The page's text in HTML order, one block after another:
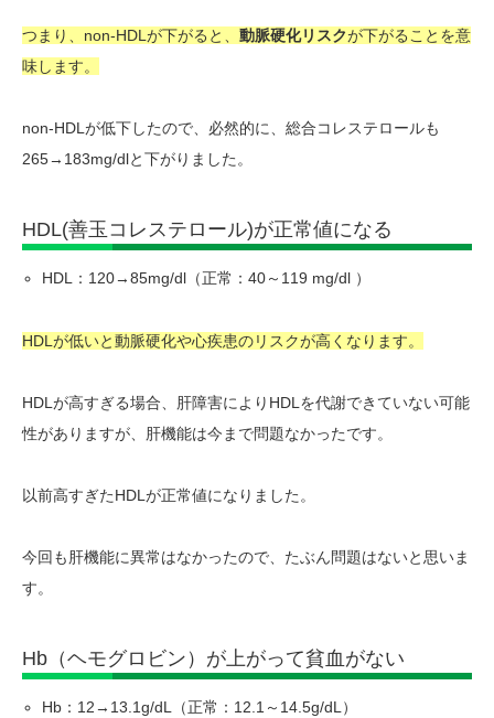
つまり、non-HDLが下がると、 動脈硬化リスクが下がることを意
味します。
non-HDLが低下したので、必然的に、総合コレステロールも
265→183mg/dlと下がりました。
HDL(善玉コレステロール)が正常値になる
HDL：120→85mg/dl（正常：40～119 mg/dl ）
HDLが低いと動脈硬化や心疾患のリスクが高くなります。
HDLが高すぎる場合、肝障害によりHDLを代謝できていない可能
性がありますが、肝機能は今まで問題なかったです。
以前高すぎたHDLが正常値になりました。
今回も肝機能に異常はなかったので、たぶん問題はないと思いま
す。
Hb（ヘモグロビン）が上がって貧血がない
Hb：12→13.1g/dL（正常：12.1～14.5g/dL）